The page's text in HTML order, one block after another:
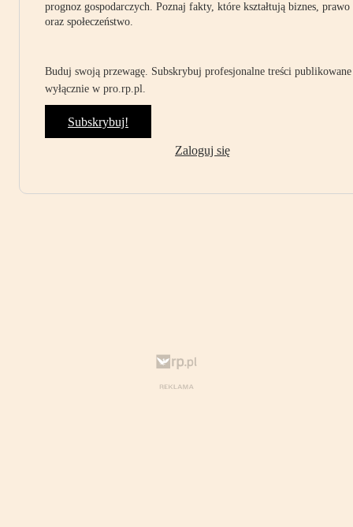
prognoz gospodarczych. Poznaj fakty, które kształtują biznes, prawo
oraz społeczeństwo.
Buduj swoją przewagę. Subskrybuj profesjonalne treści publikowane
wyłącznie w pro.rp.pl.
Subskrybuj!
Zaloguj się